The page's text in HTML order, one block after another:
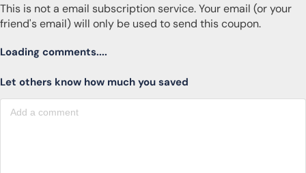
This is not a email subscription service. Your email (or your
friend's email) will only be used to send this coupon.
Loading comments....
Let others know how much you saved